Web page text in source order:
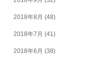
2018年8月 (48)
2018年7月 (41)
2018年6月 (38)